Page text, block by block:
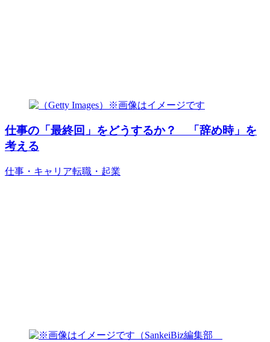
仕事の「最終回」をどうするか？ 「辞め時」を
考える
仕事・キャリア転職・起業